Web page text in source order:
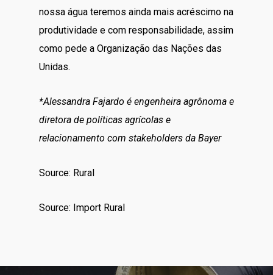
nossa água teremos ainda mais acréscimo na
produtividade e com responsabilidade, assim
como pede a Organização das Nações das
Unidas.
*Alessandra Fajardo é engenheira agrônoma e
diretora de políticas agrícolas e
relacionamento com stakeholders da Bayer
Source: Rural
Source: Import Rural